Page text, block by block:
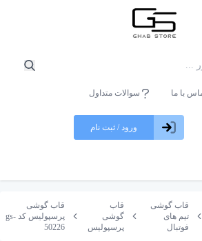
با ما سوالات متداول
ورود / ثبت نام
قاب گوشی
تیم های
فوتبال
قاب
گوشی
پرسپولیس
قاب گوشی
پرسپولیس کد gs-
50226